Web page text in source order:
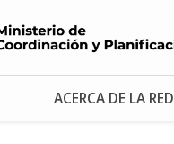
ACERCA DE LA RED